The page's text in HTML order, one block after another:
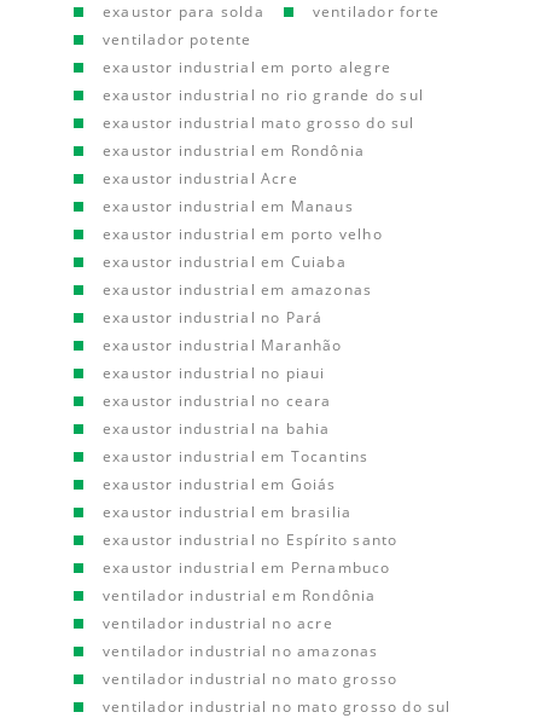
exaustor para solda
ventilador forte
ventilador potente
exaustor industrial em porto alegre
exaustor industrial no rio grande do sul
exaustor industrial mato grosso do sul
exaustor industrial em Rondônia
exaustor industrial Acre
exaustor industrial em Manaus
exaustor industrial em porto velho
exaustor industrial em Cuiaba
exaustor industrial em amazonas
exaustor industrial no Pará
exaustor industrial Maranhão
exaustor industrial no piaui
exaustor industrial no ceara
exaustor industrial na bahia
exaustor industrial em Tocantins
exaustor industrial em Goiás
exaustor industrial em brasilia
exaustor industrial no Espírito santo
exaustor industrial em Pernambuco
ventilador industrial em Rondônia
ventilador industrial no acre
ventilador industrial no amazonas
ventilador industrial no mato grosso
ventilador industrial no mato grosso do sul